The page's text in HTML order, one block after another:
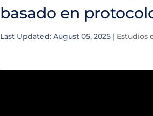
basado en
Last Updated: August 05, 2025 | Estudios